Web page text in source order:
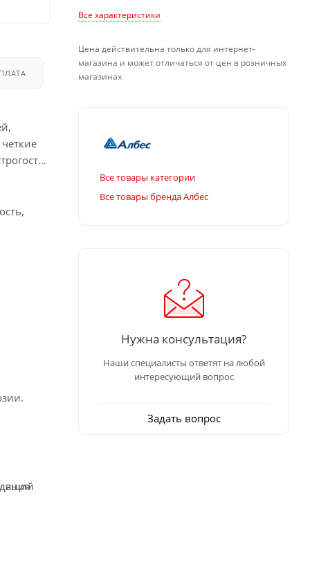
Все характеристики
Цена действительна только для интернет-
магазина и может отличаться от цен в розничных
магазинах
Все товары категории
Все товары бренда Албес
Нужна консультация?
Наши специалисты ответят на любой
интересующий вопрос
Задать вопрос